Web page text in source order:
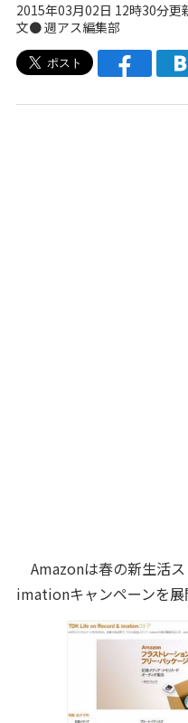
2015年03月02日 12時30分更
文●週アス編集部
Amazonは春の新生活
imationキャンペーンを展